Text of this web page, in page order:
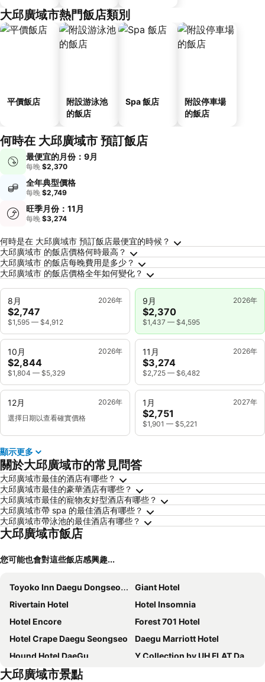
大邱廣域市熱門飯店類別
平價飯店
附設游泳池
的飯店
Spa 飯店
附設停車場
的飯店
何時在 大邱廣域市 預訂飯店
最便宜的月份：9月
每晚 $2,370
全年典型價格
每晚 $2,749
旺季月份：11月
每晚 $3,274
關於大邱廣域市的常見問答
何時是在 大邱廣域市 預訂飯店最便宜的時候？
大邱廣域市 的飯店價格何時最高？
大邱廣域市 的飯店每晚費用是多少？
大邱廣域市 的飯店價格全年如何變化？
8月 2026年
$2,747
$1,595 — $4,912
9月 2026年
$2,370
$1,437 — $4,595
10月 2026年
$2,844
$1,804 — $5,329
11月 2026年
$3,274
$2,725 — $6,482
12月
2026年
選擇日期以查看確實價格
1月 2027年
$2,751
$1,901 — $5,221
顯示更多
關於大邱廣域市的常見問答
大邱廣域市最佳的酒店有哪些？
大邱廣域市最佳的豪華酒店有哪些？
大邱廣域市最佳的寵物友好型酒店有哪些？
大邱廣域市帶 spa 的最佳酒店有哪些？
大邱廣域市帶泳池的最佳酒店有哪些？
大邱廣域市飯店
您可能也會對這些飯店感興趣...
Toyoko Inn Daegu Dongseongro
Giant Hotel
Rivertain Hotel
Hotel Insomnia
Hotel Encore
Forest 701 Hotel
Hotel Crape Daegu Seongseo
Daegu Marriott Hotel
Hound Hotel DaeGu
Y Collection by UH FLAT Daegu
Crystal Hotel
大邱廣域市景點